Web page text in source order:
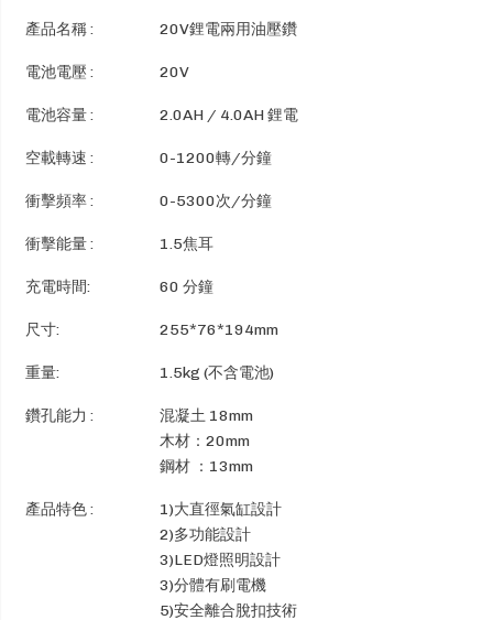
產品名稱 : 20V鋰電兩用油壓鑽
電池電壓 : 20V
電池容量 : 2.0AH / 4.0AH 鋰電
空載轉速 : 0-1200轉/分鐘
衝擊頻率 : 0-5300次/分鐘
衝擊能量 : 1.5焦耳
充電時間: 60 分鐘
尺寸: 255*76*194mm
重量: 1.5kg (不含電池)
鑽孔能力 :
混凝土 18mm
木材：20mm
鋼材 ：13mm
產品特色 :
1)大直徑氣缸設計
2)多功能設計
3)LED燈照明設計
3)分體有刷電機
5)安全離合脫扣技術